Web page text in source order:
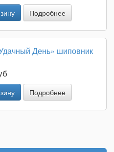
Подробнее
День» шиповник
Подробнее